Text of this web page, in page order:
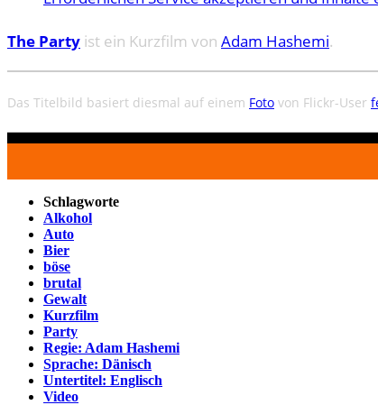
The Party ist ein Kurzfilm von Adam Hashemi.
Das Titelbild basiert diesmal auf einem Foto von Flickr-User
Schlagworte
Alkohol
Auto
Bier
böse
brutal
Gewalt
Kurzfilm
Party
Regie: Adam Hashemi
Sprache: Dänisch
Untertitel: Englisch
Video